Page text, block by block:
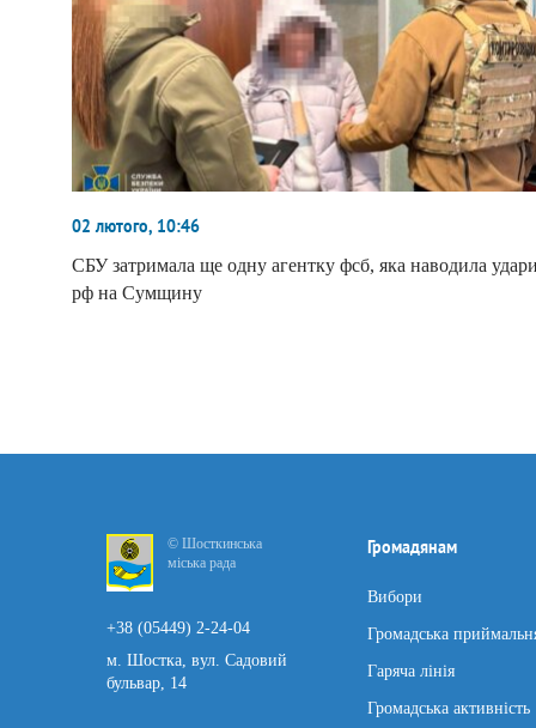
02 лютого, 10:46
СБУ затримала ще одну агентку фсб, яка наводила
рф на Сумщину
© Шосткинська
міська рада
+38 (05449) 2-24-04
м. Шостка, вул. Садовий
бульвар, 14
Громадянам
Вибори
Громадська
Гаряча лінія
Громадська активність